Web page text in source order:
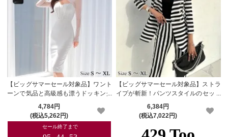
【ビッグサマーセール対象品】ワント
ーンで気品と高級感も漂うドッキング
ワンピース(キャバドレス・CABARET
4,784円
(税込5,262円)
【ビッグサマーセール対象品】ストラ
イプが斬新！パンツスタイルのセット
アップドレス(キャバスーツ・CABAR
6,384円
(税込7,022円)